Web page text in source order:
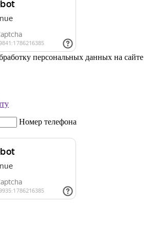
персональных данных на сайте
Номер телефона